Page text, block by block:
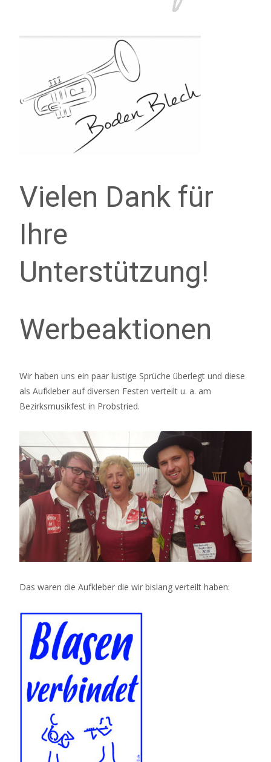
Vielen Dank für
Ihre
Unterstützung!
Werbeaktionen
Wir haben uns ein paar lustige Sprüche überlegt und diese
als Aufkleber auf diversen Festen verteilt u. a. am
Bezirksmusikfest in Probstried.
Das waren die Aufkleber die wir bislang verteilt haben: